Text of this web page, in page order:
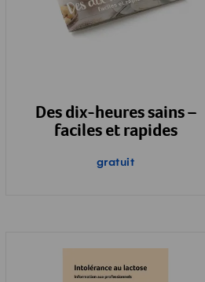
Des dix-heures sains –
faciles et rapides
gratuit